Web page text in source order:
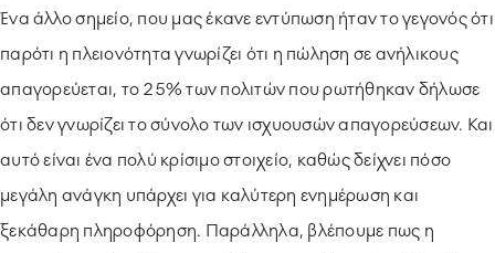
Ένα άλλο σημείο, που μας έκανε εντύπωση ήταν το γεγονός ότι
παρότι η πλειονότητα γνωρίζει ότι η πώληση σε ανήλικους
απαγορεύεται, το 25% των πολιτών που ρωτήθηκαν δήλωσε
ότι δεν γνωρίζει το σύνολο των ισχυουσών απαγορεύσεων. Και
αυτό είναι ένα πολύ κρίσιμο στοιχείο, καθώς δείχνει πόσο
μεγάλη ανάγκη υπάρχει για καλύτερη ενημέρωση και
ξεκάθαρη πληροφόρηση. Παράλληλα, βλέπουμε πως η